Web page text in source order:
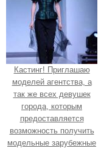
Кастинг! Приглашаю
моделей агентства, а
так же всех девушек
города, которым
предоставляется
возможность получить
модельные зарубежные